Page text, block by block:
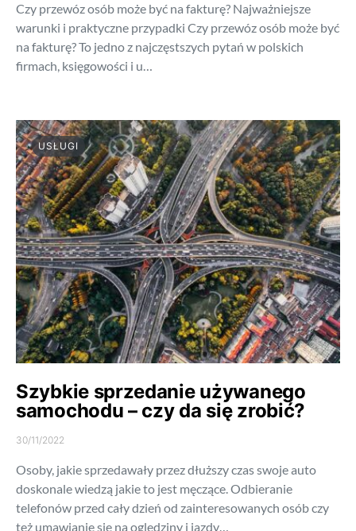
Czy przewóz osób może być na fakturę? Najważniejsze
warunki i praktyczne przypadki Czy przewóz osób może być
na fakturę? To jedno z najczęstszych pytań w polskich
firmach, księgowości i u…
USŁUGI
Szybkie sprzedanie używanego
samochodu – czy da się zrobić?
30/11/2022
Osoby, jakie sprzedawały przez dłuższy czas swoje auto
doskonale wiedzą jakie to jest męczące. Odbieranie
telefonów przed cały dzień od zainteresowanych osób czy
też umawianie się na oględziny i jazdy…